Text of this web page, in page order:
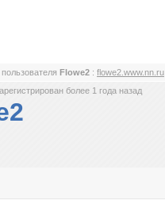
Flowe2 : flowe2.www.nn.ru
более 1 года назад